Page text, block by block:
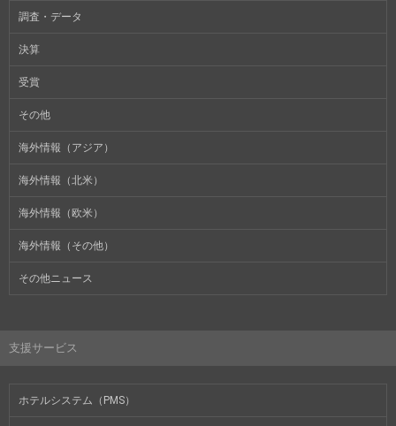
調査・データ
決算
受賞
その他
海外情報（アジア）
海外情報（北米）
海外情報（欧米）
海外情報（その他）
その他ニュース
支援サービス
ホテルシステム（PMS）